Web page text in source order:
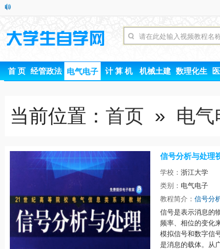
首 页 经管政法 电气电子 计 算 机 机械土建 数理化生
当前位置： 首页 » 电
信号分析与处理
学校： 浙江大学
类别： 电气电子
教程简介： 信号分
信号是表示消息的
频率、相位的变化
模拟信号和数字信
是消息的载体。从